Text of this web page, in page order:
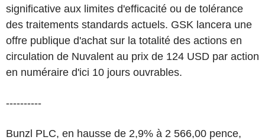
significative aux limites d'efficacité ou de tolérance
des traitements standards actuels. GSK lancera une
offre publique d'achat sur la totalité des actions en
circulation de Nuvalent au prix de 124 USD par action
en numéraire d'ici 10 jours ouvrables.
----------
Bunzl PLC, en hausse de 2,9% à 2 566,00 pence,